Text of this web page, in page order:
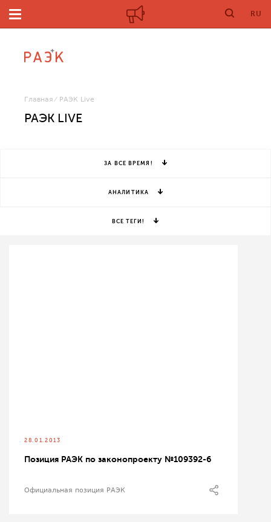
RU
Главная РАЭК Live
РАЭК LIVE
ЗА ВСЕ ВРЕМЯ!
АНАЛИТИКА
ВСЕ ТЕГИ!
28.01.2013
Позиция РАЭК по законопроекту №109392-6
Официальная позиция РАЭК